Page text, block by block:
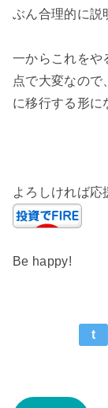
ぶん合理的に
一からこれをや
点で大変なので
に移行する形に
よろしければ応
Be happy!
t